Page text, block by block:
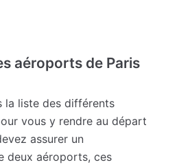
aéroports de Paris
la liste des différents
vous y rendre au départ
assurer un
deux aéroports, ces